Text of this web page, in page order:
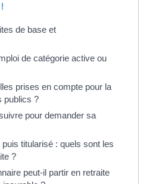
de base et
de catégorie active ou
prises en compte pour la
publics ?
pour demander sa
titularisé : quels sont les
?
peut-il partir en retraite